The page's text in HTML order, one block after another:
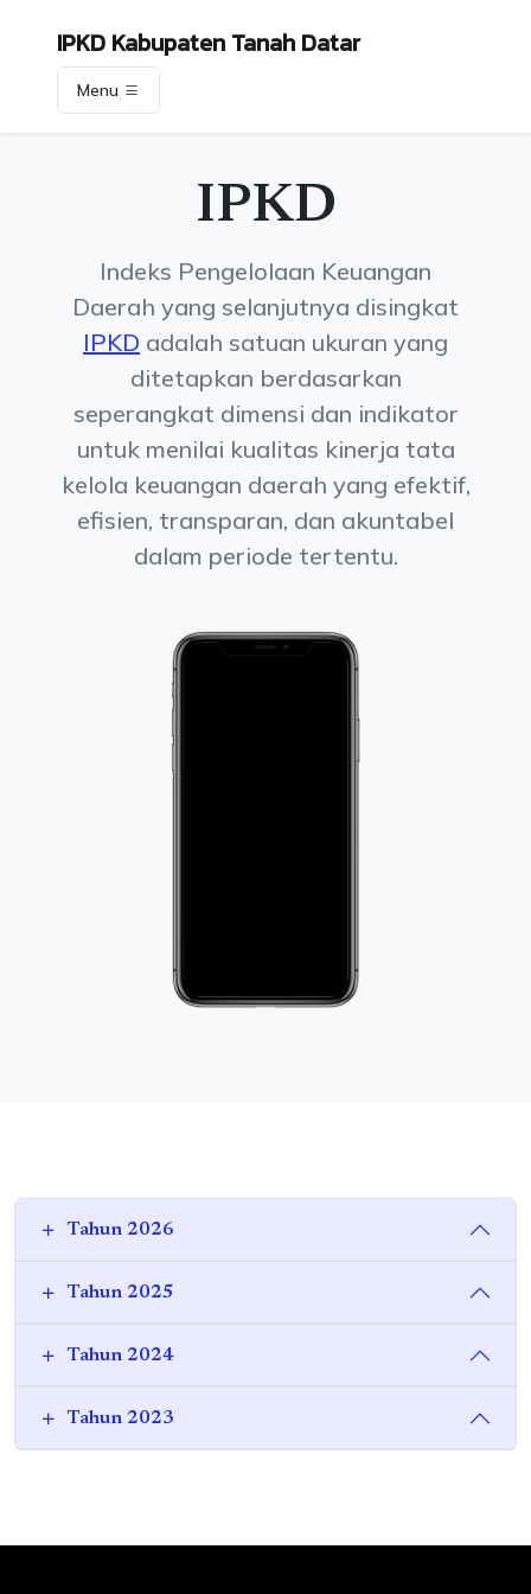
IPKD Kabupaten Tanah Datar
Menu
IPKD
Indeks Pengelolaan Keuangan
Daerah yang selanjutnya disingkat
IPKD adalah satuan ukuran yang
ditetapkan berdasarkan
seperangkat dimensi dan indikator
untuk menilai kualitas kinerja tata
kelola keuangan daerah yang efektif,
efisien, transparan, dan akuntabel
dalam periode tertentu.
Tahun 2026
Tahun 2025
Tahun 2024
Tahun 2023